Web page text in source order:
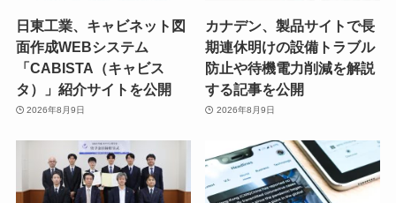
日東工業、キャビネット図
面作成WEBシステム
「CABISTA（キャビス
タ）」紹介サイトを公開
2026年8月9日
カナデン、製品サイトで長
期連休明けの設備トラブル
防止や待機電力削減を解説
する記事を公開
2026年8月9日